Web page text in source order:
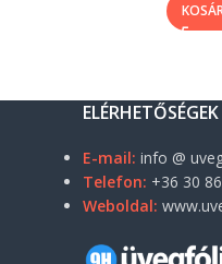
ELÉRHETŐSÉGEK
E-mail: info @
Telefon: +36 30
Weboldal: